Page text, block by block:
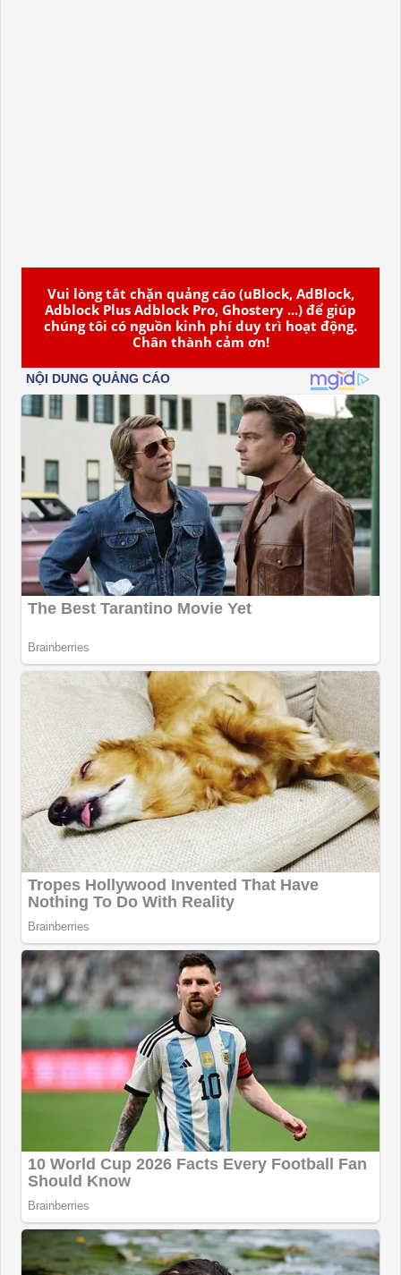
Vui lòng tắt chặn quảng cáo (uBlock, AdBlock,
Adblock Plus Adblock Pro, Ghostery ...) để giúp
chúng tôi có nguồn kinh phí duy trì hoạt động.
Chân thành cảm ơn!